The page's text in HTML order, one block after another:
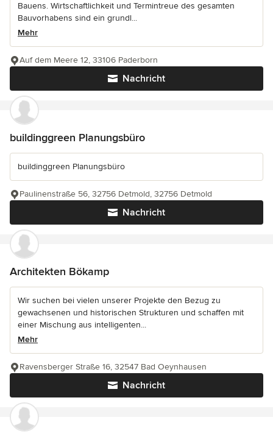
Bauens. Wirtschaftlichkeit und Termintreue des gesamten
Bauvorhabens sind ein grundl...
Mehr
Nachricht
Auf dem Meere 12, 33106 Paderborn
buildinggreen Planungsbüro
buildinggreen Planungsbüro
Nachricht
Paulinenstraße 56, 32756 Detmold, 32756 Detmold
Architekten Bökamp
Wir suchen bei vielen unserer Projekte den Bezug zu
gewachsenen und historischen Strukturen und schaffen mit
einer Mischung aus intelligenten...
Mehr
Nachricht
Ravensberger Straße 16, 32547 Bad Oeynhausen